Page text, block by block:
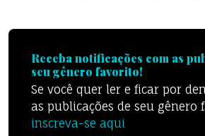
Receba notificações com as
seu gênero favorito!
Se você quer ler e ficar por
as publicações de seu gênero
inscreva-se aqui